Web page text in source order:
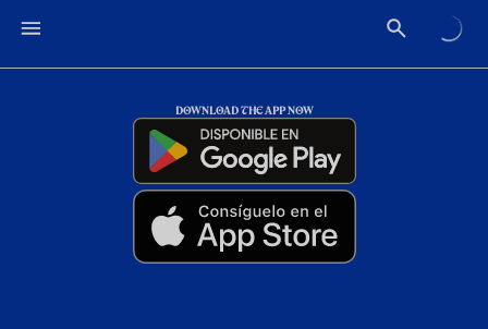
DOWNLOAD THE APP NOW